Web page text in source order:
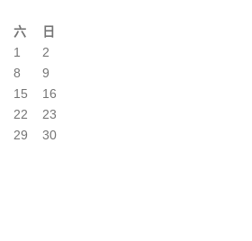
六 日
1
2
8
9
15
16
22
23
29
30